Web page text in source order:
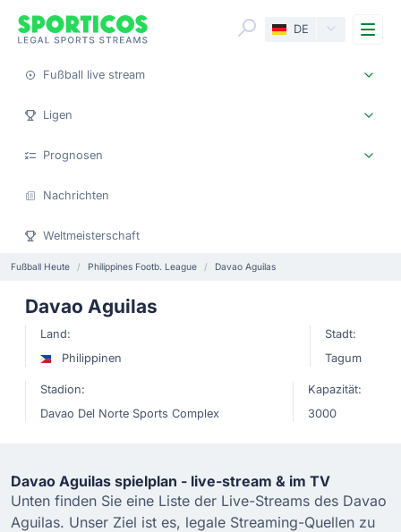
DE
Fußball live stream
Ligen
Prognosen
Nachrichten
Weltmeisterschaft
Fußball Heute Philippines Footb. League Davao Aguilas
Davao Aguilas
Land:
Philippinen
Stadt:
Tagum
Stadion:
Davao Del Norte Sports Complex
Kapazität:
3000
Davao Aguilas spielplan - live-stream & im TV
Unten finden Sie eine Liste der Live-Streams des Davao
Aguilas. Unser Ziel ist es, legale Streaming-Quellen zu